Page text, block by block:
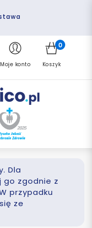
NFZ
Moje konto
0
Koszyk
Dla
go zgodnie z
przypadku
ze